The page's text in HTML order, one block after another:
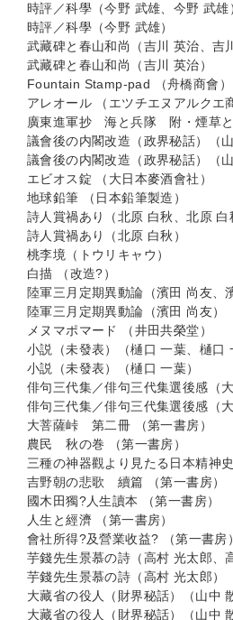
時評／科學（今野 武雄、今野 武雄
時評／科學（今野 武雄）
武藏碑と春山和尚（吉川 英治、吉
武藏碑と春山和尚（吉川 英治）
Fountain Stamp-pad （舟橋商會）
アレオール （エツチエヌアルクエ
廣東進軍抄 海と兵隊 附・煙草と
議會後の内閣改造（政界秘話）（
議會後の内閣改造（政界秘話）（山
エビオス錠 （大日本麥酒會社）
地球鉛筆 （日本鉛筆製造）
詩人賞禍あり（北原 白秋、北原 白
詩人賞禍あり（北原 白秋）
桃李境（トウリキャウ）
白描 （改造?）
陸軍三月定期異動論（濱田 尚友、
陸軍三月定期異動論（濱田 尚友）
メヌマポマード （井田共榮堂）
小説（未發表）（樋口 一葉、樋口
小説（未發表）（樋口 一葉）
俳句三代集／俳句三代集選後感（
俳句三代集／俳句三代集選後感（大
大菩薩峠 第二冊 （第一書房）
農民 秋の巻 （第一書房）
三種の神器觀より見たる日本精神
吉野朝の悲歌 續篇 （第一書房）
國木田獨?人生讀本 （第一書房）
人生と經濟 （第一書房）
會社所得?及營業收益? （第一書房）
芋錢先生景慕の詩（高村 光太郎、
芋錢先生景慕の詩（高村 光太郎）
大藏省の役人（財界秘話）（山中
大藏省の役人（財界秘話）（山中